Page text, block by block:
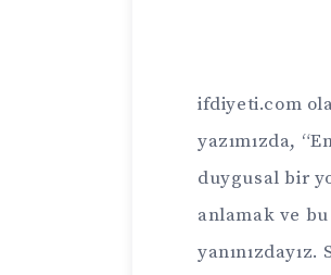
ifdiyeti.com
yazımızda,
duygusal bir
anlamak ve